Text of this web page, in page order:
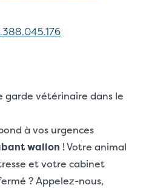
garde vétérinaire dans le
à vos urgences
wallon ! Votre animal
et votre cabinet
? Appelez-nous,